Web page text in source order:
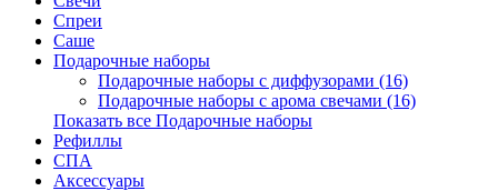
Спреи
Саше
Подарочные наборы
Подарочные наборы с диффузорами (16)
Подарочные наборы с арома свечами (16)
Показать все Подарочные наборы
Рефиллы
СПА
Аксессуары